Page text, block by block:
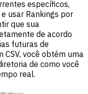
específicos,
usar Rankings por
que sua
de acordo
futuras de
CSV, você obtém uma
de como você
real.